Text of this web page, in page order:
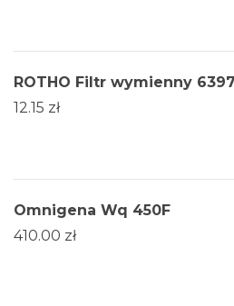
ROTHO Filtr wymienny
12.15 zł
Omnigena Wq 450F
410.00 zł